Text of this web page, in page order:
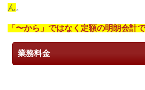
ん。
「〜から」ではなく定額の明朗会計で
業務料金